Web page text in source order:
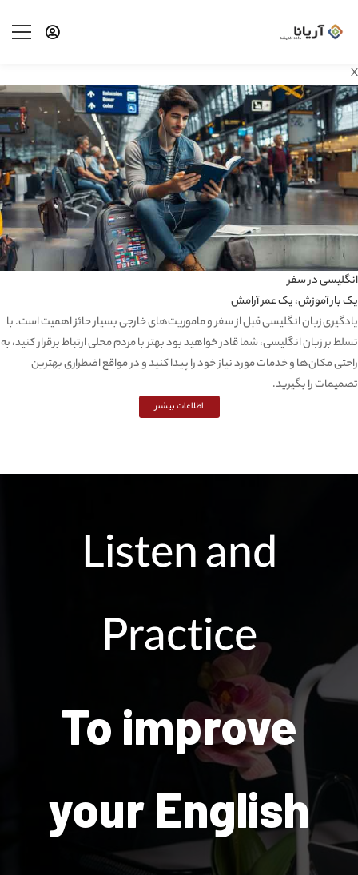
X
انگلیسی در سفر
یک بار آموزش، یک عمر آرامش
یادگیری زبان انگلیسی قبل از سفر و ماموریت‌های خارجی بسیار حائز اهمیت است. با
تسلط بر زبان انگلیسی، شما قادر خواهید بود بهتر با مردم محلی ارتباط برقرار کنید، به
راحتی مکان‌ها و خدمات مورد نیاز خود را پیدا کنید و در مواقع اضطراری بهترین
تصمیمات را بگیرید.
اطلاعات بیشتر
Listen and
Practice
To improve
your English